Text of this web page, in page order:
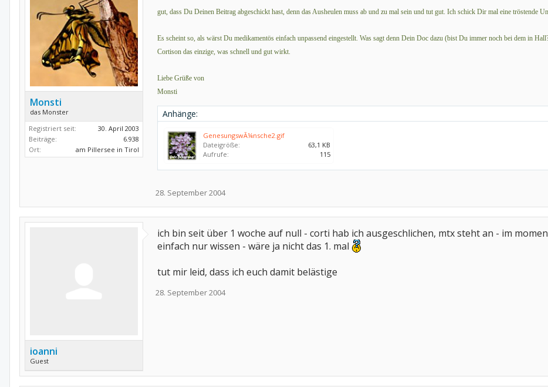
Monsti
das Monster
Registriert seit:
30. April 2003
Beiträge:
6.938
Ort:
am Pillersee in Tirol
gut, dass Du Deinen Beitrag abgeschickt hast, denn das Ausheulen muss ab und zu mal sein und tut gut. Ich schick Dir mal eine tröstende
Es scheint so, als wärst Du medikamentös einfach unpassend eingestellt. Was sagt denn Dein Doc dazu (bist Du immer noch bei dem in
Cortison das einzige, was schnell und gut wirkt.
Liebe Grüße von
Monsti
Anhänge:
GenesungswÃ¼nsche2.gif
Dateigröße:
63,1 KB
Aufrufe:
115
28. September 2004
ioanni
Guest
ich bin seit über 1 woche auf null - corti hab ich ausgeschlichen, mtx steht an - im
einfach nur wissen - wäre ja nicht das 1. mal
tut mir leid, dass ich euch damit belästige
28. September 2004